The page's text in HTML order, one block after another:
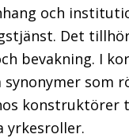
och
Det
bevakning. I
som
konstruktörer
yrkesroller.